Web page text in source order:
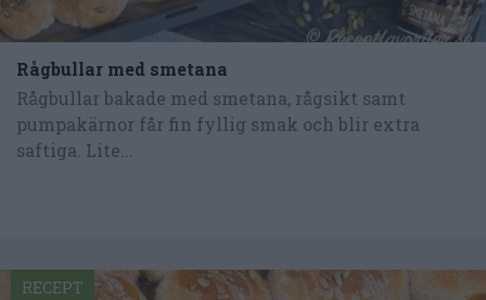
Rågbullar med smetana
Rågbullar bakade med smetana, rågsikt samt
pumpakärnor får fin fyllig smak och blir extra
saftiga. Lite...
RECEPT